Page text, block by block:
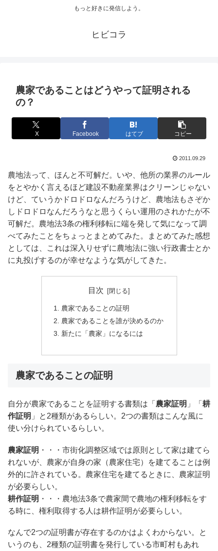
もっと好きに発信しよう。
ヒビコラ
農家であることはどうやって証明される
の？
X Facebook はてブ コピー
2011.09.29
農地法って、ほんと不可解だ。いや、他所の業界のルール
をとやかく言えるほど建設不動産業界はクリーンじゃない
けど、ていうかドロドロなんだろうけど、農地法もさぞか
しドロドロなんだろうなと思うくらい運用のされかたが不
可解だ。農地法3条の権利移転に端を発して気になって調
べてみたことをちょっとまとめてみた。まとめてみた感想
としては、これは深入りせずに農地法に強い行政書士とか
に丸投げするのが幸せなような気がしてきた。
目次
農家であることの証明
農家であることを誰が決めるのか
新たに「農家」になるには
農家であることの証明
自分が農家であることを証明する書類は「 農家証明 」「 耕
作証明 」と2種類があるらしい。2つの書類はこんな風に
使い分けられているらしい。
農家証明 ・・・市街化調整区域では原則として家は建てら
れないが、農家が自身の家（農家住宅）を建てることは例
外的に許されている。農家住宅を建てるときに、農家証明
が必要らしい。
耕作証明 ・・・農地法3条で農家間で農地の権利移転をす
る時に、権利取得する人は耕作証明が必要らしい。
なんで2つの証明書が存在するのかはよくわからない。と
いうのも、2種類の証明書を発行している市町村もあれ